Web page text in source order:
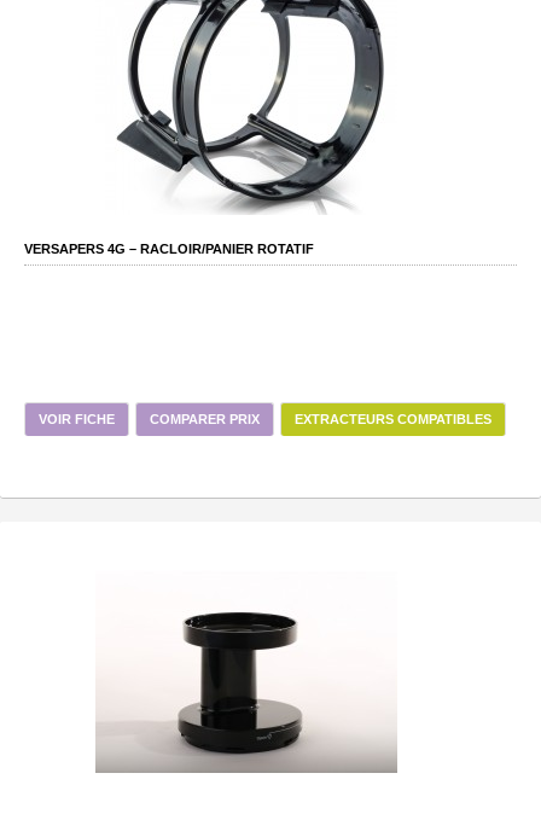
VERSAPERS 4G – RACLOIR/PANIER ROTATIF
VOIR FICHE COMPARER PRIX EXTRACTEURS COMPATIBLES